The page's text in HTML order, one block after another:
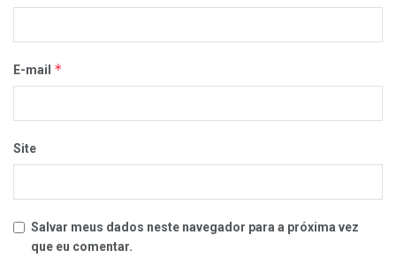
E-mail *
Site
Salvar meus dados neste navegador para a próxima vez
que eu comentar.